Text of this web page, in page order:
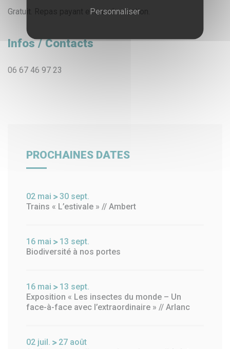
Gratuit. Repas payant et sur réservation.
Infos / Contacts
06 67 46 97 23
PROCHAINES DATES
02 mai 30 sept.
Trains « L’estivale » // Ambert
16 mai 13 sept.
Biodiversité à nos portes
16 mai 13 sept.
Exposition « Les insectes du monde – Un
face-à-face avec l’extraordinaire » // Arlanc
02 juil. 27 août
Personnaliser